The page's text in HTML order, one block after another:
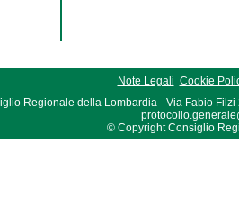
Note Legali Cookie
Regionale della Lombardia - Via Fabio Filzi
© Copyright Consiglio